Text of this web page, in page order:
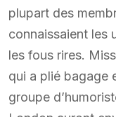
plupart des
connaissaient les
les fous rires.
qui a plié bagage
groupe